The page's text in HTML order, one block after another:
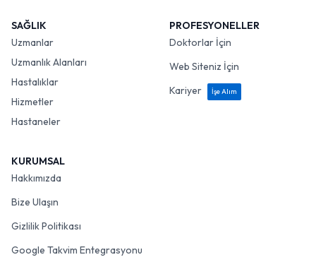
SAĞLIK
Uzmanlar
Uzmanlık Alanları
Hastalıklar
Hizmetler
Hastaneler
PROFESYONELLER
Doktorlar İçin
Web Siteniz İçin
Kariyer
İşe Alım
KURUMSAL
Hakkımızda
Bize Ulaşın
Gizlilik Politikası
Google Takvim Entegrasyonu